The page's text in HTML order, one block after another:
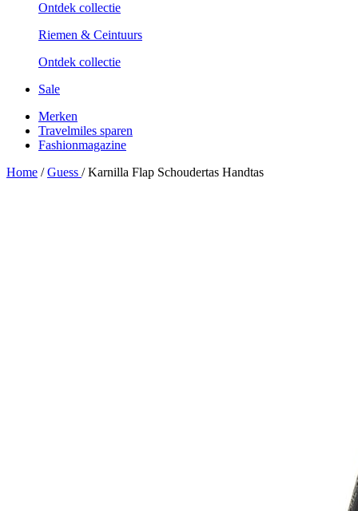
Ontdek collectie
Riemen & Ceintuurs
Ontdek collectie
Sale
Merken
Travelmiles sparen
Fashionmagazine
Home / Guess / Karnilla Flap Schoudertas Handtas